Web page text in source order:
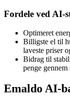
Fordele ved AI-
Optimeret
Billigste el til
laveste priser
Bidrag til
penge gennem
Emaldo AI-